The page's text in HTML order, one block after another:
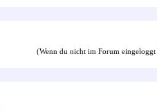
(Wenn du nicht im Forum